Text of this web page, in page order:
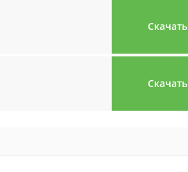
Скачать
Скачать